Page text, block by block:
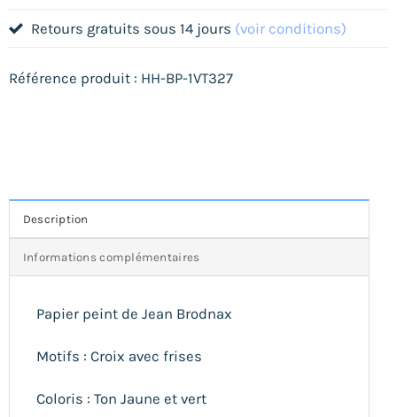
Retours gratuits sous 14 jours (voir conditions)
Référence produit : HH-BP-1VT327
Description
Informations complémentaires
Papier peint de Jean Brodnax
Motifs : Croix avec frises
Coloris : Ton Jaune et vert